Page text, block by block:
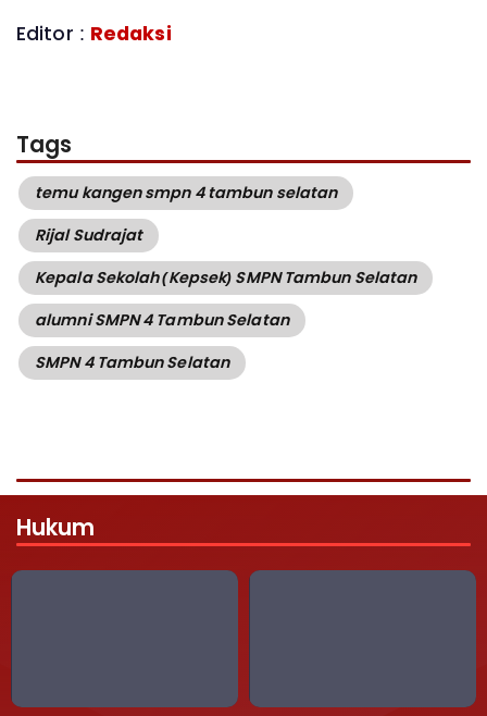
Editor : Redaksi
Tags
temu kangen smpn 4 tambun selatan
Rijal Sudrajat
Kepala Sekolah (Kepsek) SMPN Tambun Selatan
alumni SMPN 4 Tambun Selatan
SMPN 4 Tambun Selatan
Hukum